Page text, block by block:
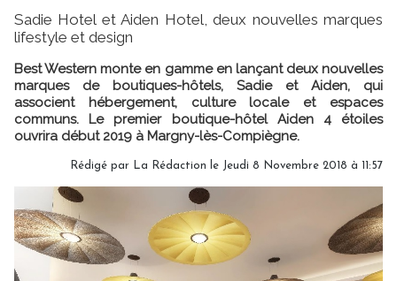
Sadie Hotel et Aiden Hotel, deux nouvelles marques
lifestyle et design
Best Western monte en gamme en lançant deux nouvelles
marques de boutiques-hôtels, Sadie et Aiden, qui
associent hébergement, culture locale et espaces
communs. Le premier boutique-hôtel Aiden 4 étoiles
ouvrira début 2019 à Margny-lès-Compiègne.
Rédigé par La Rédaction le Jeudi 8 Novembre 2018 à 11:57